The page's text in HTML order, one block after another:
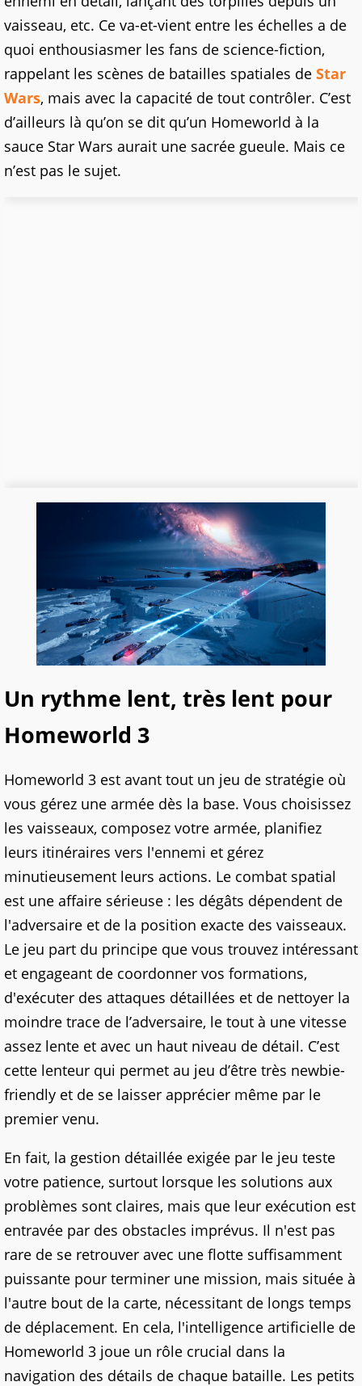
vaisseau, etc. Ce va-et-vient entre les échelles a de
quoi enthousiasmer les fans de science-fiction,
rappelant les scènes de batailles spatiales de Star
Wars, mais avec la capacité de tout contrôler. C’est
d’ailleurs là qu’on se dit qu’un Homeworld à la
sauce Star Wars aurait une sacrée gueule. Mais ce
n’est pas le sujet.
Un rythme lent, très lent pour
Homeworld 3
Homeworld 3 est avant tout un jeu de stratégie où
vous gérez une armée dès la base. Vous choisissez
les vaisseaux, composez votre armée, planifiez
leurs itinéraires vers l'ennemi et gérez
minutieusement leurs actions. Le combat spatial
est une affaire sérieuse : les dégâts dépendent de
l'adversaire et de la position exacte des vaisseaux.
Le jeu part du principe que vous trouvez intéressant
et engageant de coordonner vos formations,
d'exécuter des attaques détaillées et de nettoyer la
moindre trace de l’adversaire, le tout à une vitesse
assez lente et avec un haut niveau de détail. C’est
cette lenteur qui permet au jeu d’être très newbie-
friendly et de se laisser apprécier même par le
premier venu.
En fait, la gestion détaillée exigée par le jeu teste
votre patience, surtout lorsque les solutions aux
problèmes sont claires, mais que leur exécution est
entravée par des obstacles imprévus. Il n'est pas
rare de se retrouver avec une flotte suffisamment
puissante pour terminer une mission, mais située à
l'autre bout de la carte, nécessitant de longs temps
de déplacement. En cela, l'intelligence artificielle de
Homeworld 3 joue un rôle crucial dans la
navigation des détails de chaque bataille. Les petits